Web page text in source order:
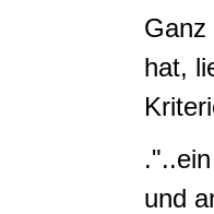
Ganz
hat,
und